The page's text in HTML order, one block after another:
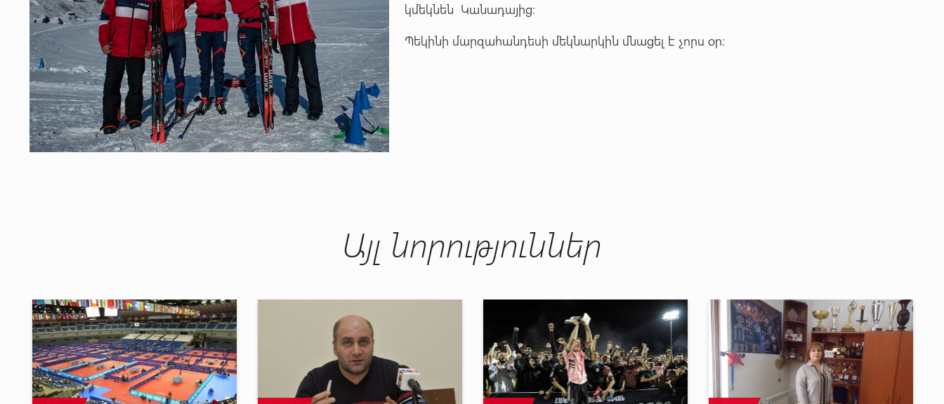
կմեկնեն Կանադայից:
Պեկինի մարզահանդեսի մեկնարկին մնացել է չորս օր:
Այլ նորություններ